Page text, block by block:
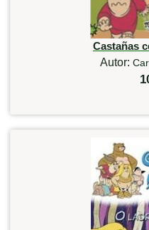
Castañas
Autor: